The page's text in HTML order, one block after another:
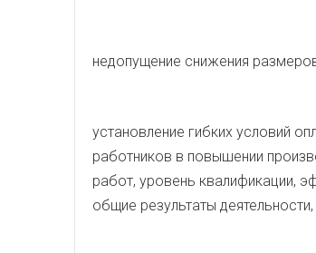
недопущение снижения
установление гибких условий
работников в повышении
работ, уровень квалификации,
общие результаты